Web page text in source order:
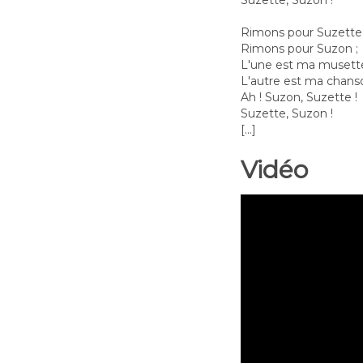
Rimons pour
Rimons pour Suzon ;
L'une est ma
L'autre est ma
Ah ! Suzon, Suzette !
Suzette, Suzon !
[...]
Vidéo